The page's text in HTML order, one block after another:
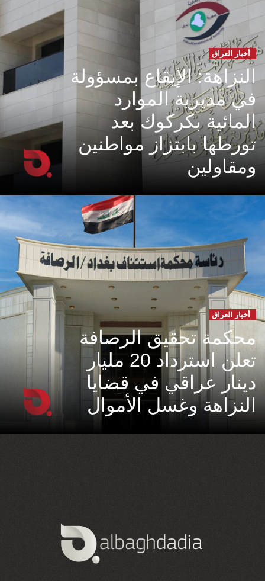
أخبار العراق
النزاهة: الإيقاع بمسؤولة
في مديرية الموارد
المائية بكركوك بعد
تورطها بابتزاز مواطنين
ومقاولين
أخبار العراق
محكمة تحقيق الرصافة
تعلن استرداد 20 مليار
دينار عراقي في قضايا
النزاهة وغسل الأموال